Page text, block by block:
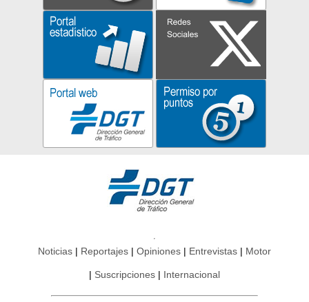
Noticias Reportajes Opiniones Entrevistas Motor
Suscripciones Internacional